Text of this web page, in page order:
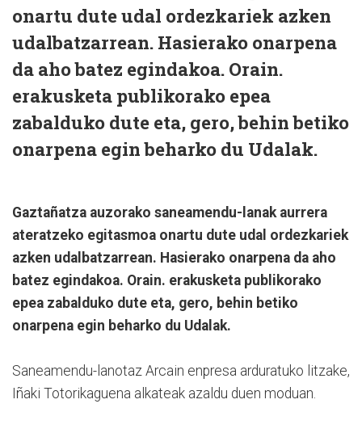
onartu dute udal ordezkariek azken
udalbatzarrean. Hasierako onarpena
da aho batez egindakoa. Orain.
erakusketa publikorako epea
zabalduko dute eta, gero, behin betiko
onarpena egin beharko du Udalak.
Gaztañatza auzorako saneamendu-lanak aurrera
ateratzeko egitasmoa onartu dute udal ordezkariek
azken udalbatzarrean. Hasierako onarpena da aho
batez egindakoa. Orain. erakusketa publikorako
epea zabalduko dute eta, gero, behin betiko
onarpena egin beharko du Udalak.
Saneamendu-lanotaz Arcain enpresa arduratuko litzake,
Iñaki Totorikaguena alkateak azaldu duen moduan.